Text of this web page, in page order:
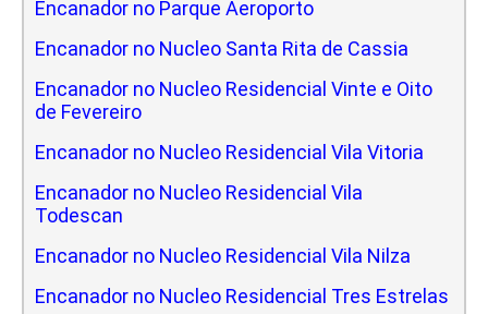
Encanador no Parque Aeroporto
Encanador no Nucleo Santa Rita de Cassia
Encanador no Nucleo Residencial Vinte e Oito
de Fevereiro
Encanador no Nucleo Residencial Vila Vitoria
Encanador no Nucleo Residencial Vila
Todescan
Encanador no Nucleo Residencial Vila Nilza
Encanador no Nucleo Residencial Tres Estrelas